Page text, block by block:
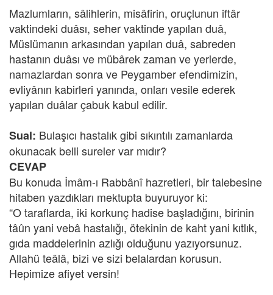
Mazlumların, sâlihlerin, misâfirin, oruçlunun iftâr
vaktindeki duâsı, seher vaktinde yapılan duâ,
Müslümanın arkasından yapılan duâ, sabreden
hastanın duâsı ve mübârek zaman ve yerlerde,
namazlardan sonra ve Peygamber efendimizin,
evliyânın kabirleri yanında, onları vesile ederek
yapılan duâlar çabuk kabul edilir.
Sual: Bulaşıcı hastalık gibi sıkıntılı zamanlarda
okunacak belli sureler var mıdır?
CEVAP
Bu konuda İmâm-ı Rabbânî hazretleri, bir talebesine
hitaben yazdıkları mektupta buyuruyor ki:
“O taraflarda, iki korkunç hadise başladığını, birinin
tâûn yani vebâ hastalığı, ötekinin de kaht yani kıtlık,
gıda maddelerinin azlığı olduğunu yazıyorsunuz.
Allahü teâlâ, bizi ve sizi belalardan korusun.
Hepimize afiyet versin!